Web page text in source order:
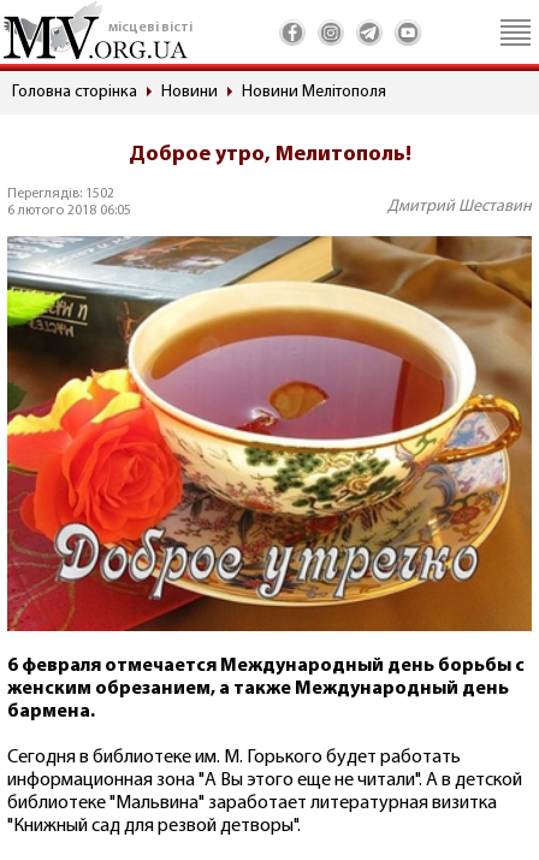
місцеві вісті
Головна сторінка Новини Новини Мелітополя
Доброе утро, Мелитополь!
Переглядів: 1502
6 лютого 2018 06:05
Дмитрий Шеставин
6 февраля отмечается Международный день борьбы с
женским обрезанием, а также Международный день
бармена.
Сегодня в библиотеке им. М. Горького будет работать
информационная зона "А Вы этого еще не читали". А в детской
библиотеке "Мальвина" заработает литературная визитка
"Книжный сад для резвой детворы".